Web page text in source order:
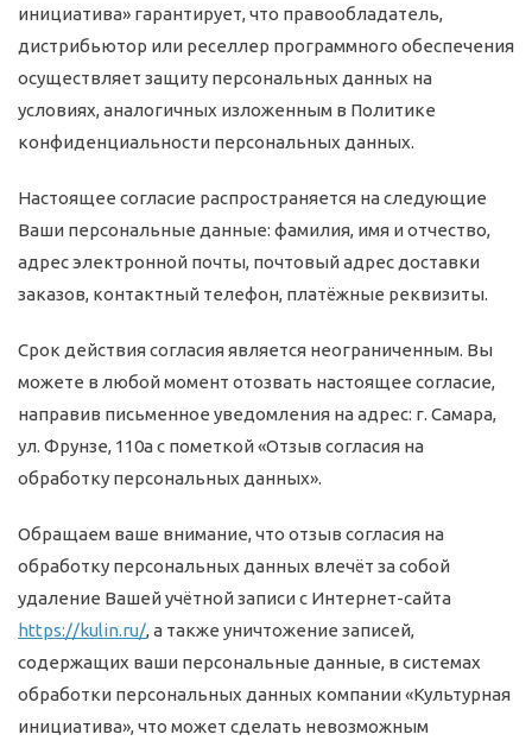
инициатива» гарантирует, что правообладатель,
дистрибьютор или реселлер программного обеспечения
осуществляет защиту персональных данных на
условиях, аналогичных изложенным в Политике
конфиденциальности персональных данных.
Настоящее согласие распространяется на следующие
Ваши персональные данные: фамилия, имя и отчество,
адрес электронной почты, почтовый адрес доставки
заказов, контактный телефон, платёжные реквизиты.
Срок действия согласия является неограниченным. Вы
можете в любой момент отозвать настоящее согласие,
направив письменное уведомления на адрес: г. Самара,
ул. ​Фрунзе, 110а с пометкой «Отзыв согласия на
обработку персональных данных».
Обращаем ваше внимание, что отзыв согласия на
обработку персональных данных влечёт за собой
удаление Вашей учётной записи с Интернет-сайта
https://kulin.ru/, а также уничтожение записей,
содержащих ваши персональные данные, в системах
обработки персональных данных компании «Культурная
инициатива», что может сделать невозможным